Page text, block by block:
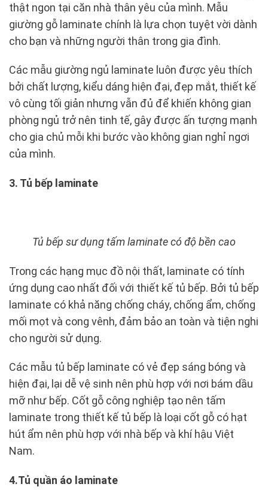
thật ngon tại căn nhà thân yêu của mình. Mẫu
giường gỗ laminate chính là lựa chọn tuyệt vời dành
cho bạn và những người thân trong gia đình.
Các mẫu giường ngủ laminate luôn được yêu thích
bởi chất lượng, kiểu dáng hiện đại, đẹp mắt, thiết kế
vô cùng tối giản nhưng vẫn đủ để khiến không gian
phòng ngủ trở nên tinh tế, gây được ấn tượng mạnh
cho gia chủ mỗi khi bước vào không gian nghỉ ngơi
của mình.
3. Tủ bếp laminate
Tủ bếp sư dụng tấm laminate có độ bền cao
Trong các hạng mục đồ nội thất, laminate có tính
ứng dụng cao nhất đối với thiết kế tủ bếp. Bởi tủ bếp
laminate có khả năng chống cháy, chống ẩm, chống
mối mọt và cong vênh, đảm bảo an toàn và tiện nghi
cho người sử dụng.
Các mẫu tủ bếp laminate có vẻ đẹp sáng bóng và
hiện đại, lại dễ vệ sinh nên phù hợp với nơi bám dầu
mỡ như bếp. Cốt gỗ công nghiệp tạo nên tấm
laminate trong thiết kế tủ bếp là loại cốt gỗ có hạt
hút ẩm nên phù hợp với nhà bếp và khí hậu Việt
Nam.
4.Tủ quần áo laminate